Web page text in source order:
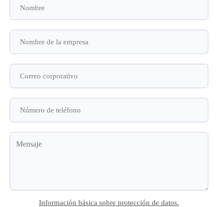
Información básica sobre protección de datos.